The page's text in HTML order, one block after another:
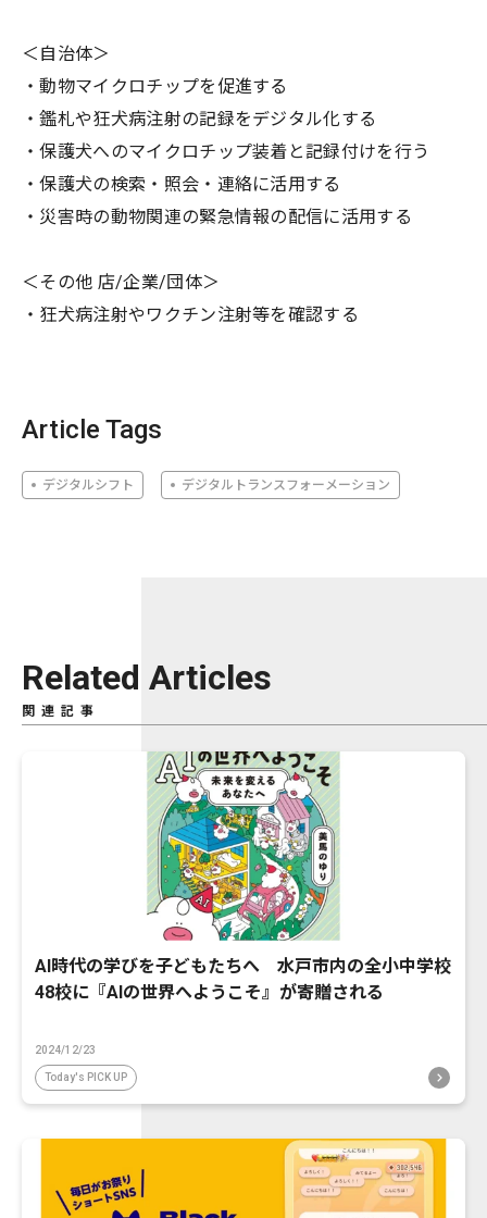
＜自治体＞
・動物マイクロチップを促進する
・鑑札や狂犬病注射の記録をデジタル化する
・保護犬へのマイクロチップ装着と記録付けを行う
・保護犬の検索・照会・連絡に活用する
・災害時の動物関連の緊急情報の配信に活用する
＜その他 店/企業/団体＞
・狂犬病注射やワクチン注射等を確認する
Article Tags
デジタルシフト デジタルトランスフォーメーション
Related Articles
関連記事
AI時代の学びを子どもたちへ 水戸市内の全小中学校
48校に『AIの世界へようこそ』が寄贈される
2024/12/23
Today's PICK UP